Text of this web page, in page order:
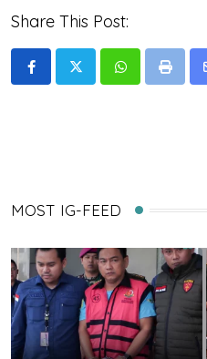
Share This Post:
WhatsappPrint
MOST IG-FEED